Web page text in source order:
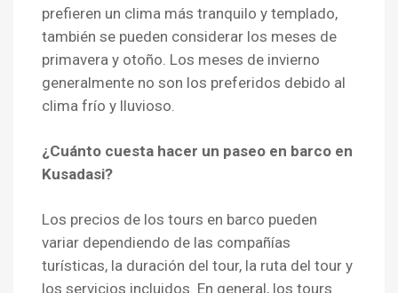
prefieren un clima más tranquilo y templado,
también se pueden considerar los meses de
primavera y otoño. Los meses de invierno
generalmente no son los preferidos debido al
clima frío y lluvioso.
¿Cuánto cuesta hacer un paseo en barco en
Kusadasi?
Los precios de los tours en barco pueden
variar dependiendo de las compañías
turísticas, la duración del tour, la ruta del tour y
los servicios incluidos. En general, los tours